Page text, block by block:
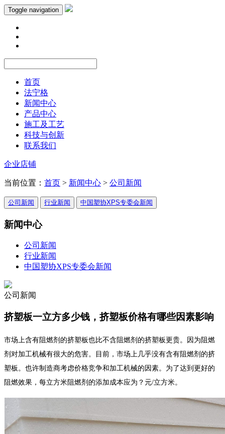
Toggle navigation
首页
法宁格
新闻中心
产品中心
施工及工艺
科技与创新
联系我们
企业店铺
当前位置： 首页 > 新闻中心 > 公司新闻
公司新闻 行业新闻 中国塑协XPS专委会新闻
新闻中心
公司新闻
行业新闻
中国塑协XPS专委会新闻
公司新闻
挤塑板一立方多少钱，挤塑板价格有哪些因素影响
市场上含有阻燃剂的挤塑板也比不含阻燃剂的挤塑板更贵。因为阻燃
剂对加工机械有很大的危害。目前，市场上几乎没有含有阻燃剂的挤
塑板。也许制造商考虑价格竞争和加工机械的因素。为了达到更好的
阻燃效果，每立方米阻燃剂的添加成本应为 ？ 元/立方米。